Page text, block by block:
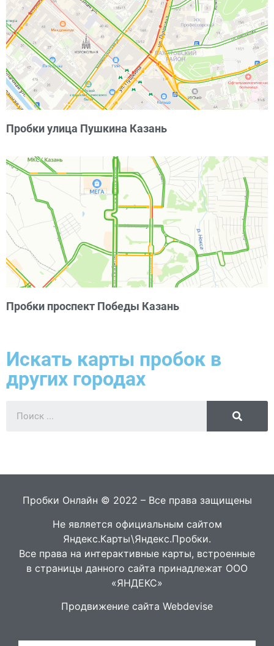
Пробки улица Пушкина Казань
Пробки проспект Победы Казань
Искать карты пробок в
других городах
Пробки Онлайн © 2022 – Все права защищены
Не является официальным сайтом
Яндекс.Карты\Яндекс.Пробки.
Все права на интерактивные карты, встроенные
в страницы данного сайта принадлежат ООО
«ЯНДЕКС»
Продвижение сайта Webdevise